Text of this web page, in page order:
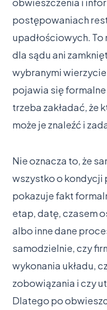
postępowaniach
upadłościowych.
dla sądu ani
wybranymi
pojawia się formalne
trzeba zakładać, że
może je znaleźć i
Nie oznacza to, że
wszystko o kondycji
pokazuje fakt
etap, datę, czasem
albo inne dane
samodzielnie, czy
wykonania układu,
zobowiązania i czy
Dlatego po